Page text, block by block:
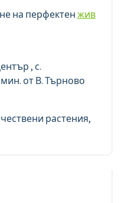
на перфектен жив
, с.
от В. Търново
растения,